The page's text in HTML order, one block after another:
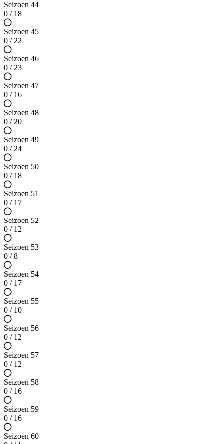
Seizoen 44
0 / 18
Seizoen 45
0 / 22
Seizoen 46
0 / 23
Seizoen 47
0 / 16
Seizoen 48
0 / 20
Seizoen 49
0 / 24
Seizoen 50
0 / 18
Seizoen 51
0 / 17
Seizoen 52
0 / 12
Seizoen 53
0 / 8
Seizoen 54
0 / 17
Seizoen 55
0 / 10
Seizoen 56
0 / 12
Seizoen 57
0 / 12
Seizoen 58
0 / 16
Seizoen 59
0 / 16
Seizoen 60